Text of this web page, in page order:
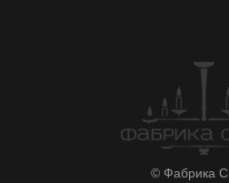
© Фабрика